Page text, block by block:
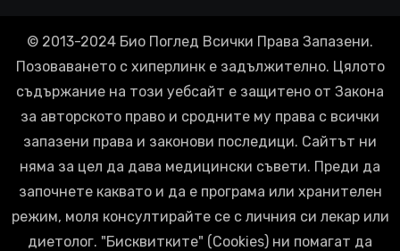
© 2013-2024 Био Поглед Всички Права Запазени.
Позоваването с хиперлинк е задължително. Цялото
съдържание на този уебсайт е защитено от Закона
за авторското право и сродните му права с всички
запазени права и законови последици. Сайтът ни
няма за цел да дава медицински съвети. Преди да
започнете каквато и да е програма или хранителен
режим, моля консултирайте се с личния си лекар или
диетолог. "Бисквитките" (Cookies) ни помагат да